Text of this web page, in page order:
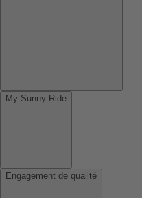
My Sunny Ride
Engagement de qualité